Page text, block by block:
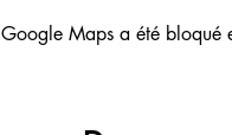
Google Maps a été bloqué